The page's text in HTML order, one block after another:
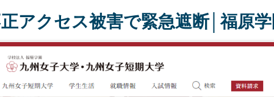
アクセス被害で緊急遮断│福原学